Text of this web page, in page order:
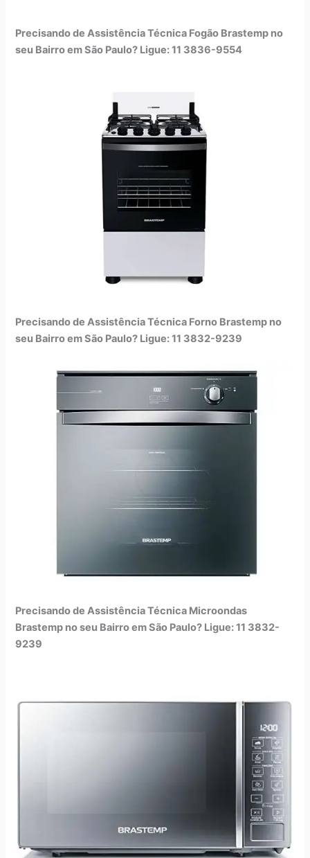
Precisando de Assistência Técnica Fogão Brastemp no
seu Bairro em São Paulo? Ligue: 11 3836-9554
Precisando de Assistência Técnica Forno Brastemp no
seu Bairro em São Paulo? Ligue: 11 3832-9239
Precisando de Assistência Técnica Microondas
Brastemp no seu Bairro em São Paulo? Ligue: 11 3832-
9239